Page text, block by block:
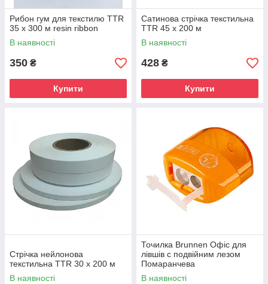
Рибон гум для текстилю TTR
35 х 300 м resin ribbon
В наявності
350 ₴
Купити
Сатинова стрічка текстильна
TTR 45 х 200 м
В наявності
428 ₴
Купити
Стрічка нейлонова
текстильна TTR 30 х 200 м
В наявності
Точилка Brunnen Офіс для
лівшів c подвійним лезом
Помаранчева
В наявності